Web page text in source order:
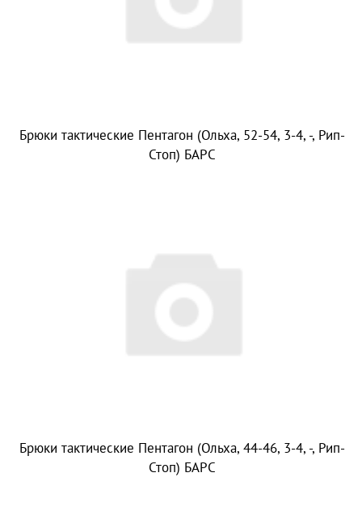
Брюки тактические Пентагон (Ольха, 52-54, 3-4, -, Рип-
Стоп) БАРС
Брюки тактические Пентагон (Ольха, 44-46, 3-4, -, Рип-
Стоп) БАРС